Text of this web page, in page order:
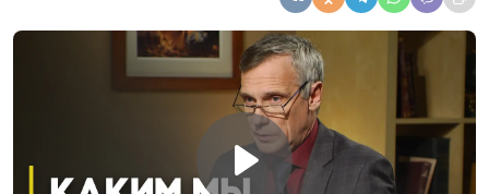
священнослужитель,
магистр теологии
Авраам и Бог: всегда
Валерий Малышев,
Юрий Волобоев,
священнослужитель,
магистр теологии